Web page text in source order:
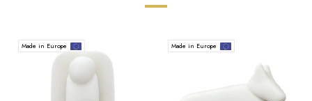
Made in Europe Made in Europe